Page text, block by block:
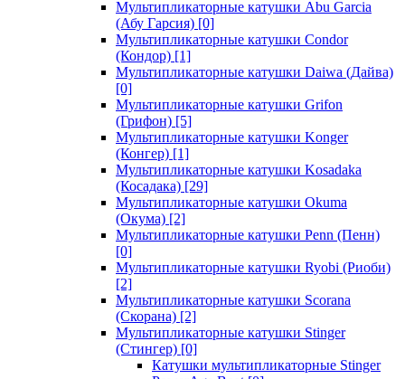
Мультипликаторные катушки Abu Garcia
(Абу Гарсия) [0]
Мультипликаторные катушки Condor
(Кондор) [1]
Мультипликаторные катушки Daiwa (Дайва)
[0]
Мультипликаторные катушки Grifon
(Грифон) [5]
Мультипликаторные катушки Konger
(Конгер) [1]
Мультипликаторные катушки Kosadaka
(Косадака) [29]
Мультипликаторные катушки Okuma
(Окума) [2]
Мультипликаторные катушки Penn (Пенн)
[0]
Мультипликаторные катушки Ryobi (Риоби)
[2]
Мультипликаторные катушки Scorana
(Скорана) [2]
Мультипликаторные катушки Stinger
(Стингер) [0]
Катушки мультипликаторные Stinger